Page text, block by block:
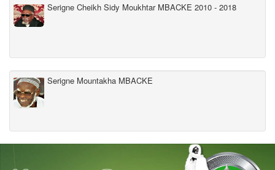
Serigne Cheikh Sidy Moukhtar MBACKE 2010 - 2018
Serigne Mountakha MBACKE